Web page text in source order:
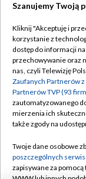
Abonament
Emisja w TVP
Centrum
Naziemna
Rada
System NOS
Szanujemy Twoją
Kliknij "Akceptuję i
korzystanie z
dostęp do informacji
przechowywanie oraz
nas, czyli Telewizję
Zaufanych Partnerów
Partnerów TVP (93
zautomatyzowanego
mierzenia ich
także zgody na
Twoje dane osobowe
poszczególnych
zapisywane za